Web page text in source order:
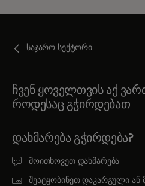
საჯარო სექტორი
ჩვენ ყოველთვის აქ
როდესაც გჭირდებათ
ᲓᲐᲮᲛᲐᲠᲔᲑᲐ ᲒᲭᲘᲠᲓᲔᲑᲐ?
მოითხოვეთ დახმარება
შეატყობინეთ დაკარგული ან